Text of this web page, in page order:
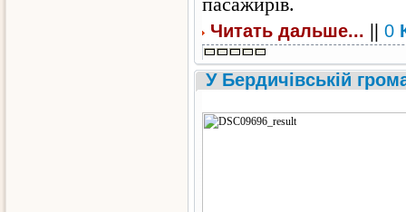
Читать дальше... || 0
У Бердичівській